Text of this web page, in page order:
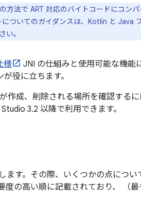
法で ART 対応のバイトコードにコン
ついてのガイダンスは、Kotlin と Java
い。
様
JNI の仕組みと使用可能な機能
役に立ちます。
作成、削除される場所を確認する
3.2 以降で利用できます。
す。その際、いくつかの点につい
の高い順に記載されており、 （